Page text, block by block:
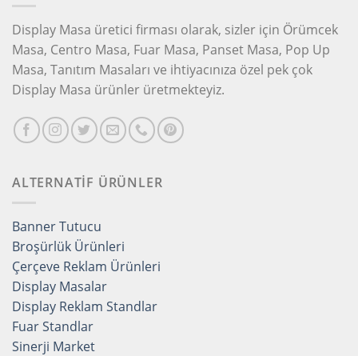
Display Masa üretici firması olarak, sizler için Örümcek
Masa, Centro Masa, Fuar Masa, Panset Masa, Pop Up
Masa, Tanıtım Masaları ve ihtiyacınıza özel pek çok
Display Masa ürünler üretmekteyiz.
ALTERNATİF ÜRÜNLER
Banner Tutucu
Broşürlük Ürünleri
Çerçeve Reklam Ürünleri
Display Masalar
Display Reklam Standlar
Fuar Standlar
Sinerji Market